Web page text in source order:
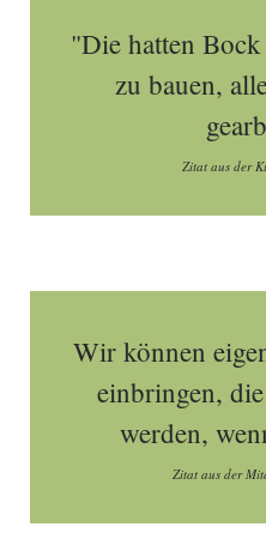
"Die hatten
zu bauen,
Zitat aus der
Wir können
einbringen,
werden,
Zitat aus der